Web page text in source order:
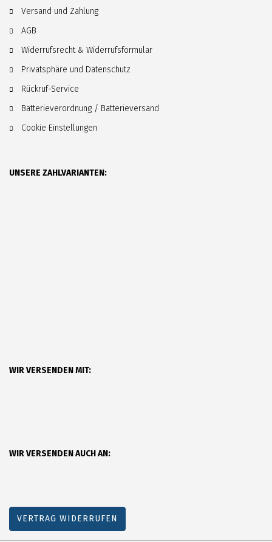
Versand und Zahlung
AGB
Widerrufsrecht & Widerrufsformular
Privatsphäre und Datenschutz
Rückruf-Service
Batterieverordnung / Batterieversand
Cookie Einstellungen
UNSERE ZAHLVARIANTEN:
WIR VERSENDEN MIT:
WIR VERSENDEN AUCH AN:
VERTRAG WIDERRUFEN